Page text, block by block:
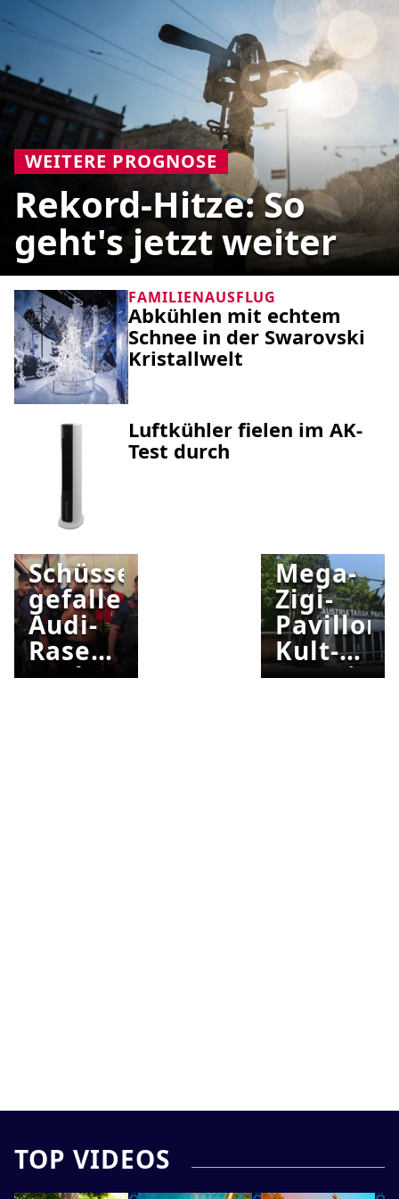
WEITERE PROGNOSE
Rekord-Hitze: So
geht's jetzt weiter
FAMILIENAUSFLUG
Abkühlen mit echtem
Schnee in der Swarovski
Kristallwelt
Luftkühler fielen im AK-
Test durch
GROSSEINSATZ I
N WIEN
Schüsse
gefallen:
Audi-
Raser
nach
Mega-
Zigi-
Pavillon:
Kult-
Location
TOP VIDEOS